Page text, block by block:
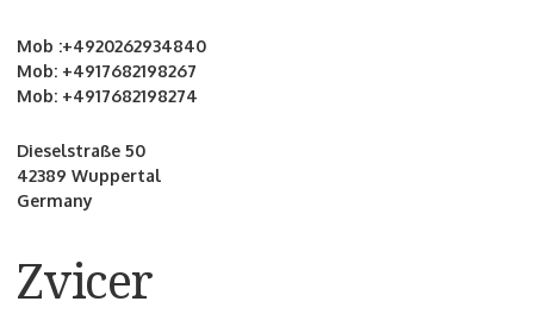
Mob :+4920262934840
Mob: +4917682198267
Mob: +4917682198274
Dieselstraße 50
42389 Wuppertal
Germany
Zvicer